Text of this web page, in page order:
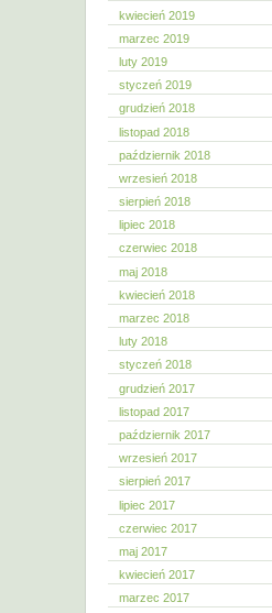
kwiecień 2019
marzec 2019
luty 2019
styczeń 2019
grudzień 2018
listopad 2018
październik 2018
wrzesień 2018
sierpień 2018
lipiec 2018
czerwiec 2018
maj 2018
kwiecień 2018
marzec 2018
luty 2018
styczeń 2018
grudzień 2017
listopad 2017
październik 2017
wrzesień 2017
sierpień 2017
lipiec 2017
czerwiec 2017
maj 2017
kwiecień 2017
marzec 2017